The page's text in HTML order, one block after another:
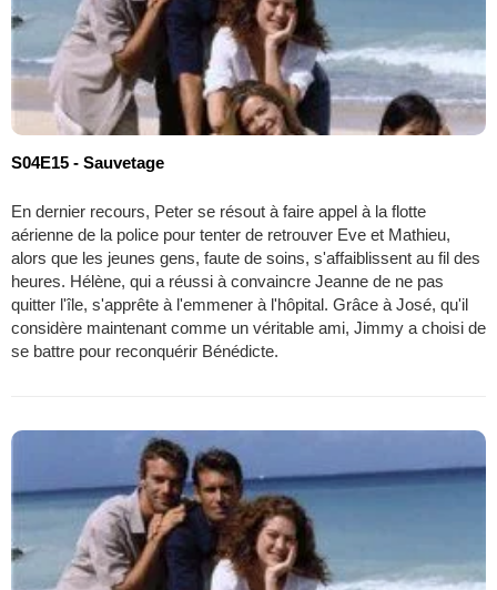
S04E15 - Sauvetage
En dernier recours, Peter se résout à faire appel à la flotte
aérienne de la police pour tenter de retrouver Eve et Mathieu,
alors que les jeunes gens, faute de soins, s'affaiblissent au fil des
heures. Hélène, qui a réussi à convaincre Jeanne de ne pas
quitter l'île, s'apprête à l'emmener à l'hôpital. Grâce à José, qu'il
considère maintenant comme un véritable ami, Jimmy a choisi de
se battre pour reconquérir Bénédicte.